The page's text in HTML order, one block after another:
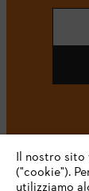
Il nostro sito
("cookie").